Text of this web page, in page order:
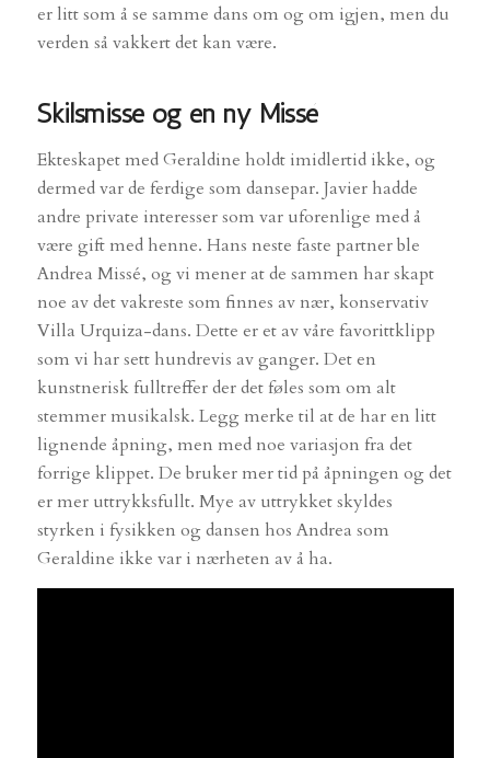
er litt som å se samme dans om og om igjen, men du
verden så vakkert det kan være.
Skilsmisse og en ny Missé
Ekteskapet med Geraldine holdt imidlertid ikke, og
dermed var de ferdige som dansepar. Javier hadde
andre private interesser som var uforenlige med å
være gift med henne. Hans neste faste partner ble
Andrea Missé, og vi mener at de sammen har skapt
noe av det vakreste som finnes av nær, konservativ
Villa Urquiza-dans. Dette er et av våre favorittklipp
som vi har sett hundrevis av ganger. Det en
kunstnerisk fulltreffer der det føles som om alt
stemmer musikalsk. Legg merke til at de har en litt
lignende åpning, men med noe variasjon fra det
forrige klippet. De bruker mer tid på åpningen og det
er mer uttrykksfullt. Mye av uttrykket skyldes
styrken i fysikken og dansen hos Andrea som
Geraldine ikke var i nærheten av å ha.